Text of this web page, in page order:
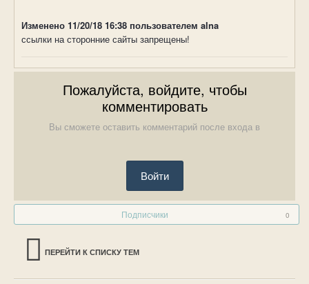
Изменено 11/20/18 16:38 пользователем alna
ссылки на сторонние сайты запрещены!
Пожалуйста, войдите, чтобы
комментировать
Вы сможете оставить комментарий после входа в
Войти
Подписчики 0
ПЕРЕЙТИ К СПИСКУ ТЕМ